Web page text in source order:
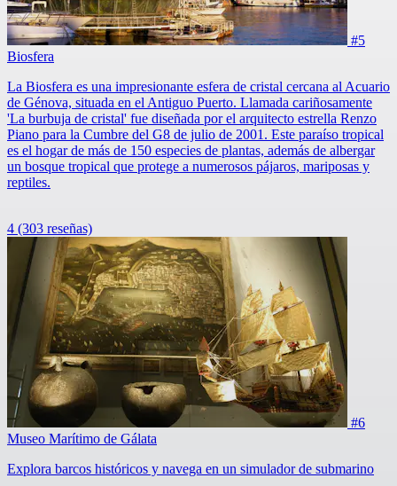
#5
Biosfera
La Biosfera es una impresionante esfera de cristal cercana al Acuario
de Génova, situada en el Antiguo Puerto. Llamada cariñosamente
'La burbuja de cristal' fue diseñada por el arquitecto estrella Renzo
Piano para la Cumbre del G8 de julio de 2001. Este paraíso tropical
es el hogar de más de 150 especies de plantas, además de albergar
un bosque tropical que protege a numerosos pájaros, mariposas y
reptiles.
4 (303 reseñas)
#6
Museo Marítimo de Gálata
Explora barcos históricos y navega en un simulador de submarino